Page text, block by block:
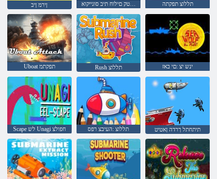
ןירמ ןיב אפור - ןטק םילוח תיב סונייקוא תללוצ תפקתה
Uboat תפקתמ Rush תללוצ ינש יצ :םי באז
Scape לש Unagi חפולצ תללוצ :העיבצ רפס תיתחתל ךרדה ןאטיט